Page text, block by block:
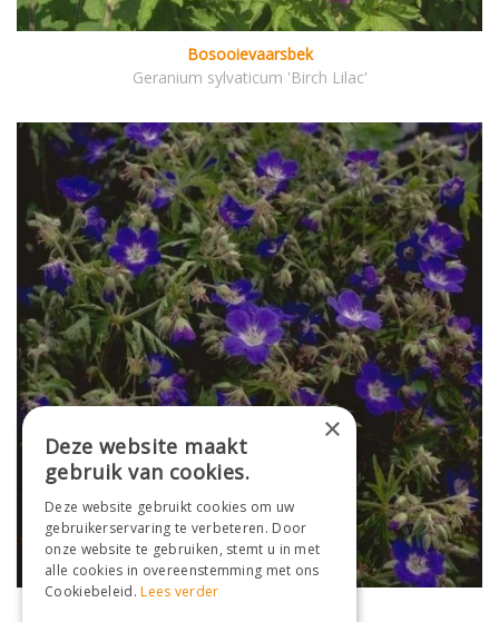
Bosooievaarsbek
Geranium sylvaticum 'Birch Lilac'
×
Deze website maakt
gebruik van cookies.
Deze website gebruikt cookies om uw
gebruikerservaring te verbeteren. Door
onze website te gebruiken, stemt u in met
alle cookies in overeenstemming met ons
Cookiebeleid.Lees verder